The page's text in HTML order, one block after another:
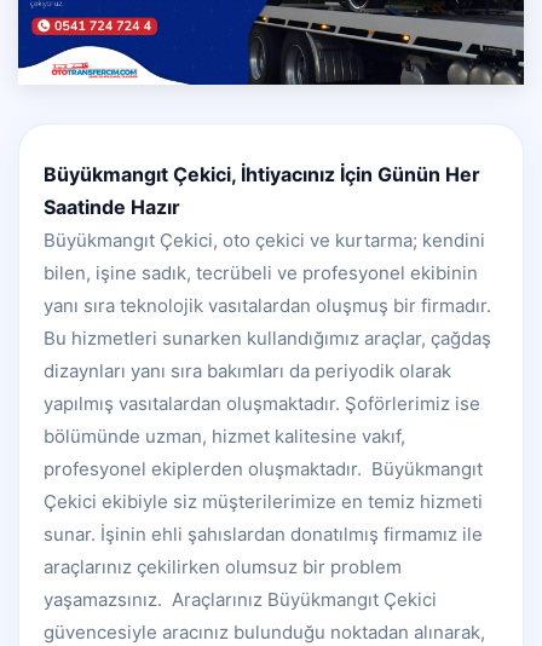
Büyükmangıt Çekici, İhtiyacınız İçin Günün Her
Saatinde Hazır
Büyükmangıt Çekici, oto çekici ve kurtarma; kendini
bilen, işine sadık, tecrübeli ve profesyonel ekibinin
yanı sıra teknolojik vasıtalardan oluşmuş bir firmadır.
Bu hizmetleri sunarken kullandığımız araçlar, çağdaş
dizaynları yanı sıra bakımları da periyodik olarak
yapılmış vasıtalardan oluşmaktadır. Şoförlerimiz ise
bölümünde uzman, hizmet kalitesine vakıf,
profesyonel ekiplerden oluşmaktadır. Büyükmangıt
Çekici ekibiyle siz müşterilerimize en temiz hizmeti
sunar. İşinin ehli şahıslardan donatılmış firmamız ile
araçlarınız çekilirken olumsuz bir problem
yaşamazsınız. Araçlarınız Büyükmangıt Çekici
güvencesiyle aracınız bulunduğu noktadan alınarak,